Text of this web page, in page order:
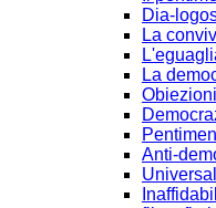
Dia-
La
La
Anti-